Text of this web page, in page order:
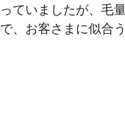
ていましたが、毛
、お客さまに似合